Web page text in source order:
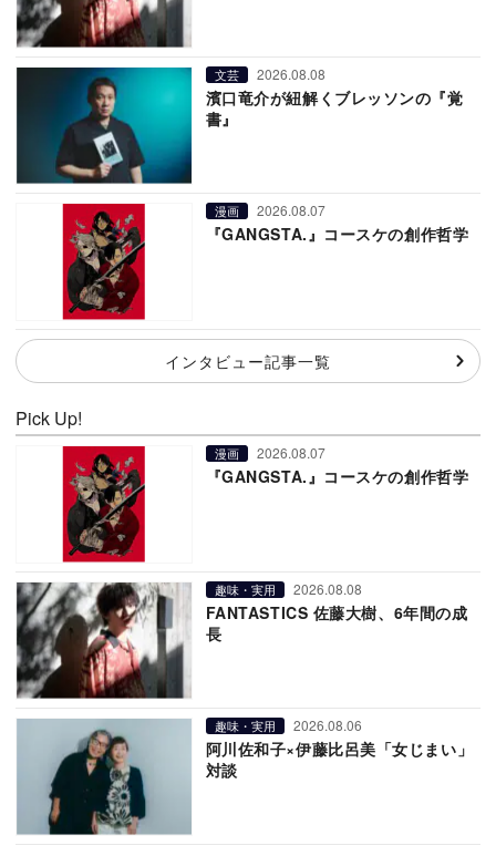
文芸 2026.08.08
濱口竜介が紐解くブレッソンの『覚
書』
漫画 2026.08.07
『GANGSTA.』コースケの創作哲学
インタビュー記事一覧
Pick Up!
漫画 2026.08.07
『GANGSTA.』コースケの創作哲学
趣味・実用 2026.08.08
FANTASTICS 佐藤大樹、6年間の成
長
趣味・実用 2026.08.06
阿川佐和子×伊藤比呂美「女じまい」
対談